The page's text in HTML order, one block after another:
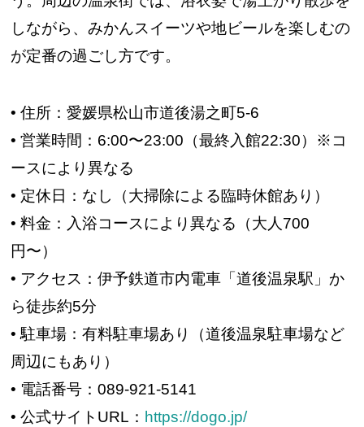
しながら、みかんスイーツや地ビールを楽しむの
が定番の過ごし方です。
• 住所：愛媛県松山市道後湯之町5-6
• 営業時間：6:00〜23:00（最終入館22:30）※コ
ースにより異なる
• 定休日：なし（大掃除による臨時休館あり）
• 料金：入浴コースにより異なる（大人700
円〜）
• アクセス：伊予鉄道市内電車「道後温泉駅」か
ら徒歩約5分
• 駐車場：有料駐車場あり（道後温泉駐車場など
周辺にもあり）
• 電話番号：089-921-5141
• 公式サイトURL： https://dogo.jp/